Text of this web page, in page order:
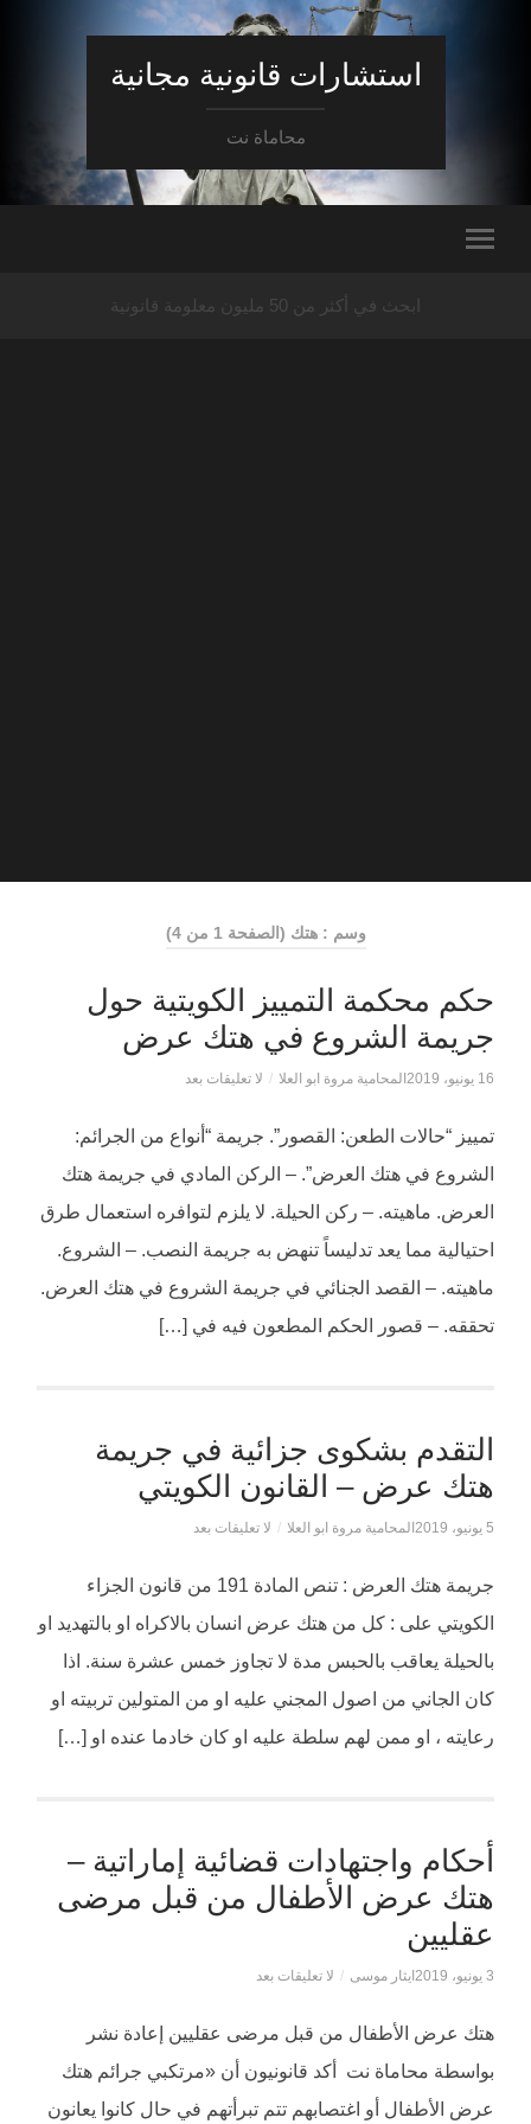
استشارات قانونية مجانية
محاماة نت
ابحث في أكثر من 50 مليون معلومة قانونية
وسم : هتك (الصفحة 1 من 4)
حكم محكمة التمييز الكويتية حول
جريمة الشروع في هتك عرض
16 يونيو، 2019 المحامية مروة ابو العلا / لا تعليقات بعد
تمييز “حالات الطعن: القصور”. جريمة “أنواع من الجرائم:
الشروع في هتك العرض”. – الركن المادي في جريمة هتك
العرض. ماهيته. – ركن الحيلة. لا يلزم لتوافره استعمال طرق
احتيالية مما يعد تدليساً تنهض به جريمة النصب. – الشروع.
ماهيته. – القصد الجنائي في جريمة الشروع في هتك العرض.
تحققه. – قصور الحكم المطعون فيه في […]
التقدم بشكوى جزائية في جريمة
هتك عرض – القانون الكويتي
5 يونيو، 2019 المحامية مروة ابو العلا / لا تعليقات بعد
جريمة هتك العرض : تنص المادة 191 من قانون الجزاء
الكويتي على : كل من هتك عرض انسان بالاكراه او بالتهديد او
بالحيلة يعاقب بالحبس مدة لا تجاوز خمس عشرة سنة. اذا
كان الجاني من اصول المجني عليه او من المتولين تربيته او
رعايته ، او ممن لهم سلطة عليه او كان خادما عنده او […]
أحكام واجتهادات قضائية إماراتية –
هتك عرض الأطفال من قبل مرضى
عقليين
3 يونيو، 2019 ايثار موسى / لا تعليقات بعد
هتك عرض الأطفال من قبل مرضى عقليين إعادة نشر
بواسطة محاماة نت أكد قانونيون أن «مرتكبي جرائم هتك
عرض الأطفال أو اغتصابهم تتم تبرأتهم في حال كانوا يعانون